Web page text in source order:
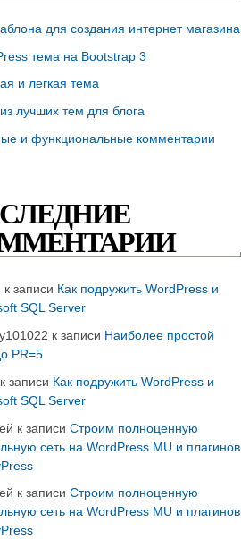
для создания интернет магазина
тема на Bootstrap 3
и легкая тема
лучших тем для блога
и функциональные комментарии
к записи Как подружить WordPress и
SQL Server
к записи Наиболее простой
PR=5
записи Как подружить WordPress и
SQL Server
к записи Строим полноценную
сеть на WordPress MU и плагинов
к записи Строим полноценную
сеть на WordPress MU и плагинов